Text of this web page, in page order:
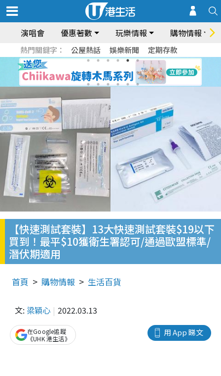
演唱會 優惠著數 玩樂情報 購物情報
熱門關鍵字： 公屋熱話 娛樂新聞 定期存款
【快速測試套裝】13大快速測試套裝$19以下
買到！最平$10獲衛生署認可/通過歐盟標準/
潛伏期適用
首頁 購物情報 生活百貨
文: 梁穎心 2022.03.13
用 App 睇文
在Google追蹤
《UHK 港生活》